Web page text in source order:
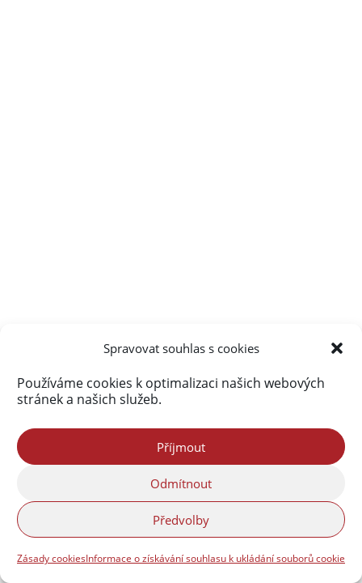
Spravovat souhlas s cookies
Používáme cookies k optimalizaci našich webových
stránek a našich služeb.
Příjmout
Odmítnout
Předvolby
Zásady cookiesInformace o získávání souhlasu k ukládání souborů cookie
« Starší příspěvky
Krimi